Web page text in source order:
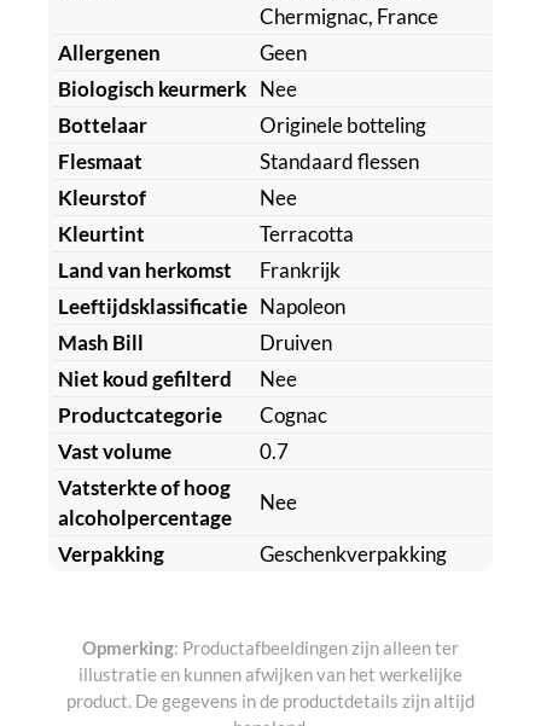
Chermignac, France
Allergenen
Geen
Biologisch keurmerk Nee
Bottelaar
Originele botteling
Flesmaat
Standaard flessen
Kleurstof
Nee
Kleurtint
Terracotta
Land van herkomst
Frankrijk
Leeftijdsklassificatie Napoleon
Mash Bill
Druiven
Niet koud gefilterd
Nee
Productcategorie
Cognac
Vast volume
0.7
Vatsterkte of hoog
alcoholpercentage
Nee
Verpakking Geschenkverpakking
Opmerking: Productafbeeldingen zijn alleen ter
illustratie en kunnen afwijken van het werkelijke
product. De gegevens in de productdetails zijn altijd